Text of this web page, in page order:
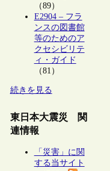
（89）
E2904 – フラ
ンスの図書館
等のためのア
クセシビリテ
ィ・ガイド
（81）
続きを見る
東日本大震災 関
連情報
「災害」に関
する当サイト